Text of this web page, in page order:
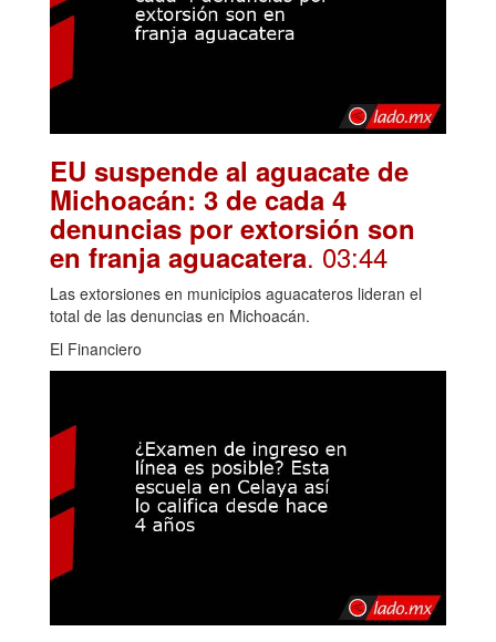
EU suspende al aguacate de
Michoacán: 3 de cada 4
denuncias por extorsión son
en franja aguacatera. 03:44
Las extorsiones en municipios aguacateros lideran el
total de las denuncias en Michoacán.
El Financiero